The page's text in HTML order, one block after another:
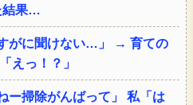
結果…
がに聞けない…」 → 育ての
えっ！？」
ー掃除がんばって」 私「は